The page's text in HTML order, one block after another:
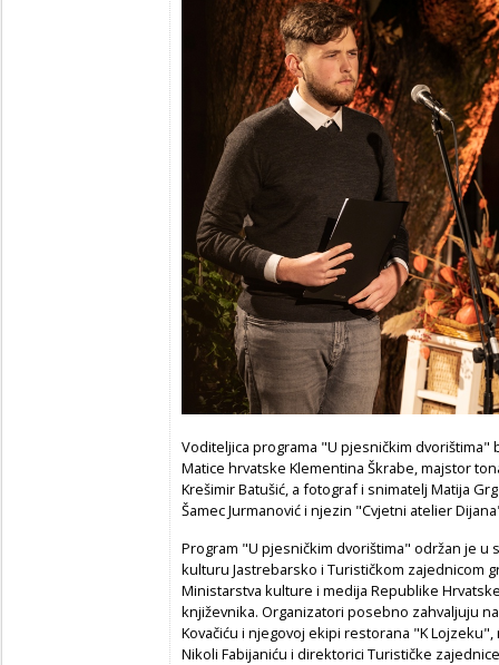
Voditeljica programa "U pjesničkim
Matice hrvatske Klementina Škrabe, majstor
Krešimir Batušić, a fotograf i snimatelj Matija
Šamec Jurmanović i njezin "Cvjetni atelier
Program "U pjesničkim dvorištima" održan je u
kulturu Jastrebarsko i Turističkom zajednicom
Ministarstva kulture i medija Republike
književnika. Organizatori posebno zahvaljuju
Kovačiću i njegovoj ekipi restorana "K
Nikoli Fabijaniću i direktorici Turističke